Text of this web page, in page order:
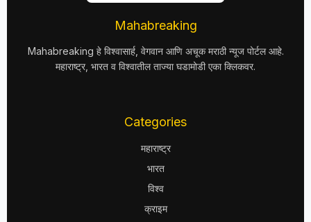
Mahabreaking
Mahabreaking हे विश्वासार्ह, वेगवान आणि अचूक मराठी न्यूज पोर्टल आहे.
महाराष्ट्र, भारत व विश्वातील ताज्या घडामोडी एका क्लिकवर.
Categories
महाराष्ट्र
भारत
विश्व
क्राइम